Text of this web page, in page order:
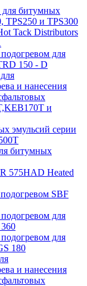
для битумных
TPS250 и TPS300
Tack Distributors
для
150 - D
и нанесения
и
эмульсий серии
битумных
575HAD Heated
SBF
для
для
180
и нанесения